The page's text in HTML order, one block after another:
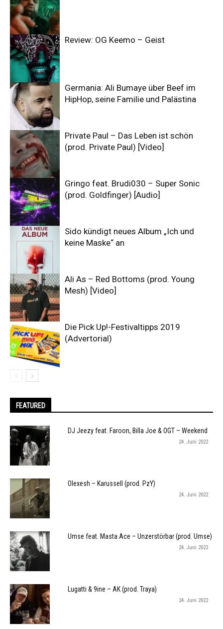
Review: OG Keemo – Geist
Germania: Ali Bumaye über Beef im
HipHop, seine Familie und Palästina
Private Paul – Das Leben ist schön
(prod. Private Paul) [Video]
Gringo feat. Brudi030 – Super Sonic
(prod. Goldfinger) [Audio]
Sido kündigt neues Album „Ich und
keine Maske“ an
Ali As – Red Bottoms (prod. Young
Mesh) [Video]
Die Pick Up!-Festivaltipps 2019
(Advertorial)
FEATURED
DJ Jeezy feat. Faroon, Billa Joe & OGT – Weekend
24. Juni 2022
Olexesh – Karussell (prod. PzY)
24. Juni 2022
Umse feat. Masta Ace – Unzerstörbar (prod. Umse)
24. Juni 2022
Lugatti & 9ine – AK (prod. Traya)
24. Juni 2022